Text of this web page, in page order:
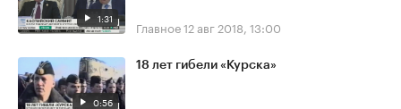
1:31 Главное12 авг 2018, 13:00
0:56
18 лет гибели «Курска»